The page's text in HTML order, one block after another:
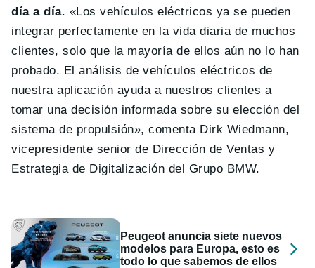
día a día. «Los vehículos eléctricos ya se pueden
integrar perfectamente en la vida diaria de muchos
clientes, solo que la mayoría de ellos aún no lo han
probado. El análisis de vehículos eléctricos de
nuestra aplicación ayuda a nuestros clientes a
tomar una decisión informada sobre su elección del
sistema de propulsión», comenta Dirk Wiedmann,
vicepresidente senior de Dirección de Ventas y
Estrategia de Digitalización del Grupo BMW.
Peugeot anuncia siete nuevos
modelos para Europa, esto es
todo lo que sabemos de ellos